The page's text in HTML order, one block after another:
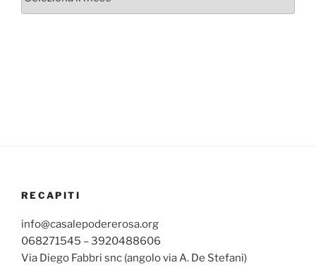
RECAPITI
info@casalepodererosa.org
068271545 – 3920488606
Via Diego Fabbri snc (angolo via A. De Stefani)